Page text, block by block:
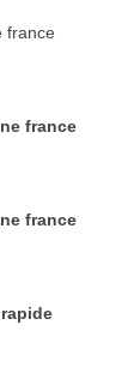
france
france
france